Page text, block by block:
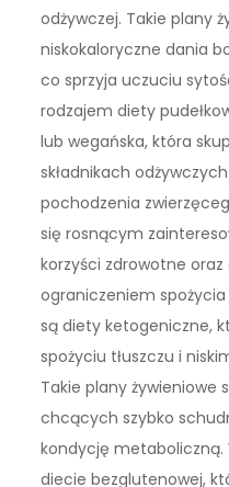
odżywczej. Takie plany
niskokaloryczne dania
co sprzyja uczuciu
rodzajem diety
lub wegańska, która
składnikach
pochodzenia
się rosnącym
korzyści zdrowotne
ograniczeniem
są diety ketogeniczne,
spożyciu tłuszczu i
Takie plany żywieniowe
chcących szybko
kondycję metaboliczną.
diecie bezglutenowej,